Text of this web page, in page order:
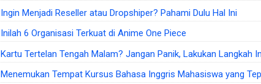
Ingin Menjadi Reseller atau Dropshiper? Pahami Dulu Hal Ini
Inilah 6 Organisasi Terkuat di Anime One Piece
Kartu Tertelan Tengah Malam? Jangan Panik, Lakukan Langkah
Menemukan Tempat Kursus Bahasa Inggris Mahasiswa yang